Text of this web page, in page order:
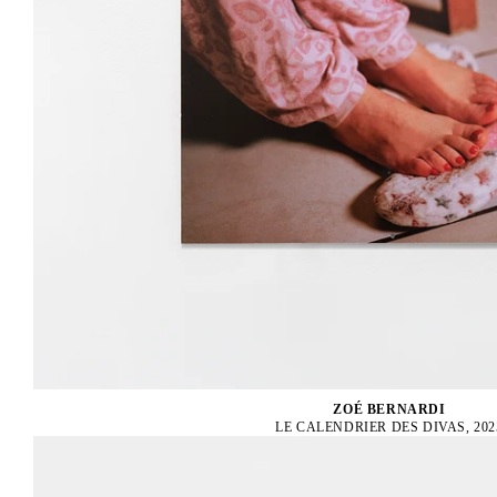
ZOÉ BERNARDI
LE CALENDRIER DES DIVAS,